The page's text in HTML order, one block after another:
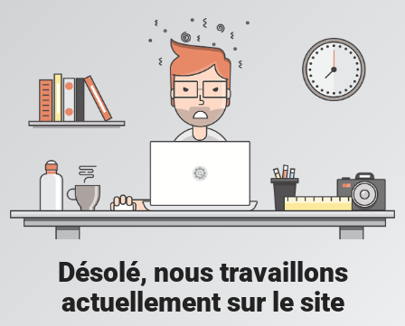
Désolé, nous travaillons
actuellement sur le site